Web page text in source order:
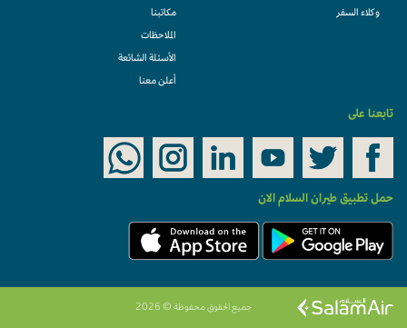
وكلاء السفر مكاتبنا
الملاحظات
الأسئلة الشائعة
أعلن معنا
تابعنا على
حمل تطبيق طيران السلام الان
جميع الحقوق محفوظة © 2026